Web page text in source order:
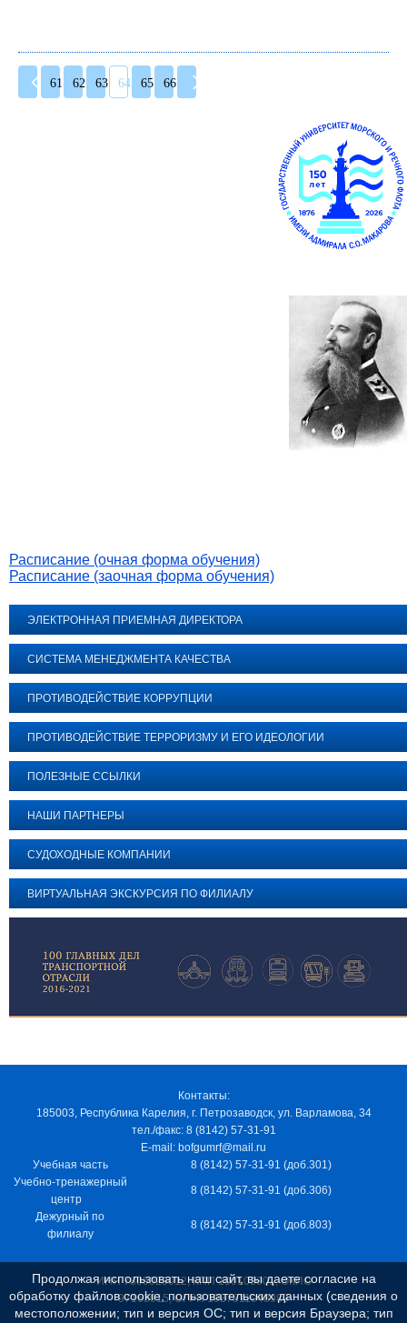
61 62 63 64 65 66
Расписание (очная форма обучения)
Расписание (заочная форма обучения)
ЭЛЕКТРОННАЯ ПРИЕМНАЯ ДИРЕКТОРА
СИСТЕМА МЕНЕДЖМЕНТА КАЧЕСТВА
ПРОТИВОДЕЙСТВИЕ КОРРУПЦИИ
ПРОТИВОДЕЙСТВИЕ ТЕРРОРИЗМУ И ЕГО ИДЕОЛОГИИ
ПОЛЕЗНЫЕ ССЫЛКИ
НАШИ ПАРТНЕРЫ
СУДОХОДНЫЕ КОМПАНИИ
ВИРТУАЛЬНАЯ ЭКСКУРСИЯ ПО ФИЛИАЛУ
Контакты:
185003, Республика Карелия, г. Петрозаводск, ул. Варламова, 34
тел./факс: 8 (8142) 57-31-91
E-mail: bofgumrf@mail.ru
Учебная часть
8 (8142) 57-31-91 (доб.301)
Учебно-тренажерный
центр
8 (8142) 57-31-91 (доб.306)
Дежурный по
филиалу
8 (8142) 57-31-91 (доб.803)
ИНН 7805029012, КПП 100103001, ОКПО
97163915, ОГРН 1037811048989
Продолжая использовать наш сайт, вы даете согласие на
обработку файлов cookie, пользовательских данных (сведения о
местоположении; тип и версия ОС; тип и версия Браузера; тип